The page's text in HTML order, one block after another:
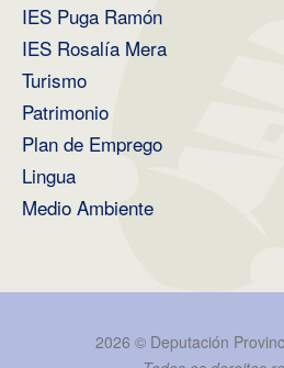
IES Puga Ramón
IES Rosalía Mera
Turismo
Patrimonio
Plan de Emprego
Lingua
Medio Ambiente
2026 © Deputación